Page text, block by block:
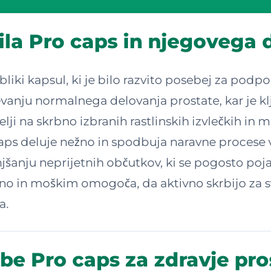
Pro caps in njegovega
kapsul, ki je bilo razvito posebej za
normalnega delovanja prostate, kar je
na skrbno izbranih rastlinskih izvlečkih in
deluje nežno in spodbuja naravne
neprijetnih občutkov, ki se pogosto
in moškim omogoča, da aktivno skrbijo
Pro caps za zdravje